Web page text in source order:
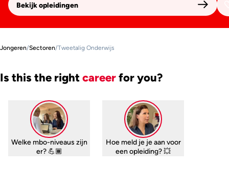
Bekijk opleidingen
Jongeren/Sectoren/Tweetalig Onderwijs
Is this the rightcareerfor you?
Welke mbo-niveaus zijn
er? 💪🏾
Hoe meld je je aan voor
een opleiding? 💥